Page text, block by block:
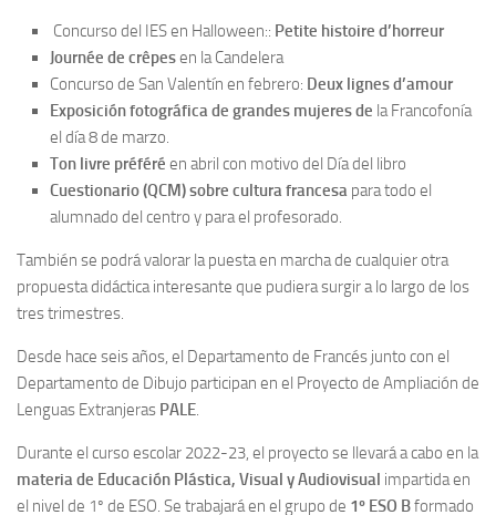
Concurso del IES en Halloween:: Petite histoire d’horreur
Journée de crêpesen la Candelera
Concurso de San Valentín en febrero: Deux lignes d’amour
Exposición fotográfica de grandes mujeres de la Francofonía
el día 8 de marzo.
Ton livre préféré en abril con motivo del Día del libro
Cuestionario (QCM) sobre cultura francesa para todo el
alumnado del centro y para el profesorado.
También se podrá valorar la puesta en marcha de cualquier otra
propuesta didáctica interesante que pudiera surgir a lo largo de los
tres trimestres.
Desde hace seis años, el Departamento de Francés junto con el
Departamento de Dibujo participan en el Proyecto de Ampliación de
Lenguas Extranjeras PALE.
Durante el curso escolar 2022-23, el proyecto se llevará a cabo en la
materia de Educación Plástica, Visual y Audiovisual impartida en
el nivel de 1º de ESO. Se trabajará en el grupo de 1º ESO Bformado